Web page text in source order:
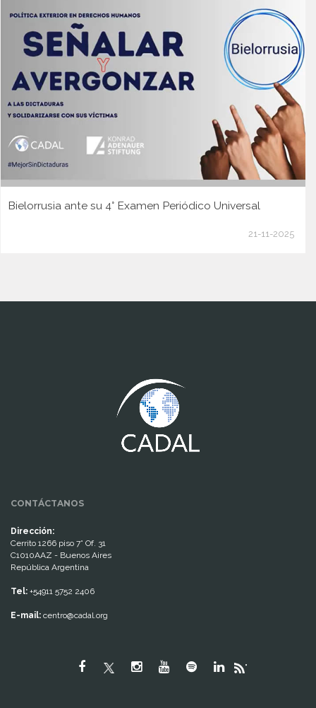
Bielorrusia ante su 4° Examen Periódico Universal
21-11-2025
CONTÁCTANOS
Dirección:
Cerrito 1266 piso 7° Of. 31
C1010AAZ - Buenos Aires
República Argentina
Tel: +54911 5752 2406
E-mail: centro@cadal.org
"